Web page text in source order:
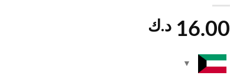
16.00 د.ك